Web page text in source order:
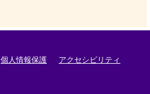
個人情報保護 アクセシビリティ